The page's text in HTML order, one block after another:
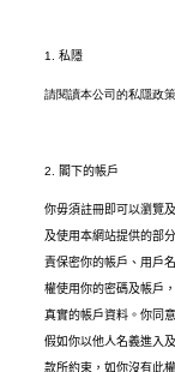
1. 私隱
請閱讀本公司的私隱政
2. 閣下的帳戶
你毋須註冊即可以瀏覽
及使用本網站提供的部
責保密你的帳戶、用戶
權使用你的密碼及帳戶
真實的帳戶資料。你同
假如你以他人名義進入
款所約束，如你沒有此